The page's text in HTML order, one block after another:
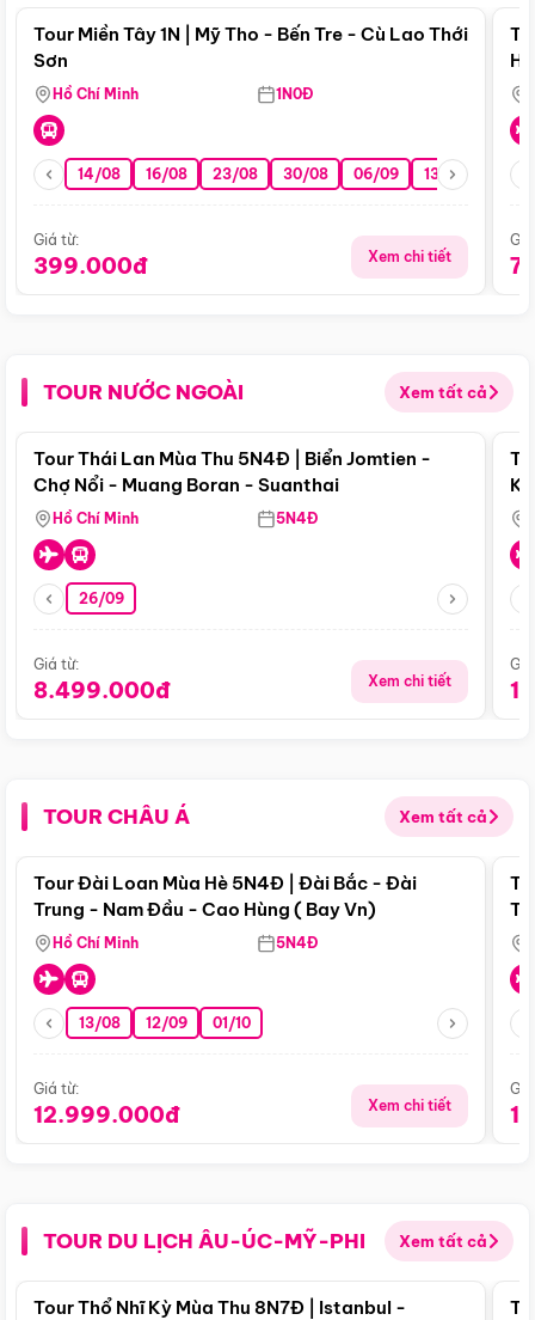
Tour Miền Tây 1N | Mỹ Tho - Bến Tre - Cù Lao Thới
Sơn
Hồ Chí Minh 1N0Đ
14/08 16/08 23/08 30/08 06/09 13/09 20/09
Giá từ:
399.000đ Xem chi tiết
TOUR NƯỚC NGOÀI Xem tất cả
Điểm nổi bật
Tour Thái Lan Mùa Thu 5N4Đ | Biển Jomtien -
Chợ Nổi - Muang Boran - Suanthai
Hồ Chí Minh 5N4Đ
26/09
Giá từ:
8.499.000đ Xem chi tiết
TOUR CHÂU Á Xem tất cả
Điểm nổi bật
Tour Đài Loan Mùa Hè 5N4Đ | Đài Bắc - Đài
Trung - Nam Đầu - Cao Hùng ( Bay Vn)
Hồ Chí Minh 5N4Đ
13/08 12/09 01/10
Giá từ:
12.999.000đ Xem chi tiết
TOUR DU LỊCH ÂU-ÚC-MỸ-PHI Xem tất cả
Điểm nổi bật
Tour Thổ Nhĩ Kỳ Mùa Thu 8N7Đ | Istanbul -